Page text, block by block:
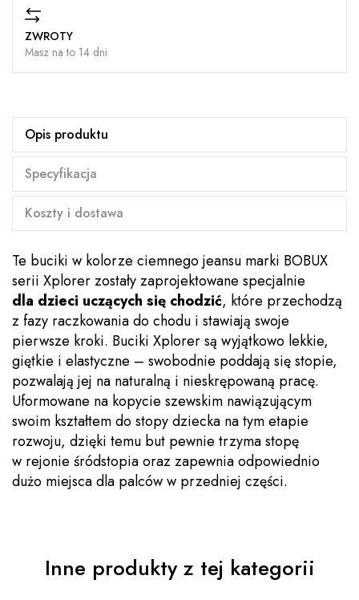
ZWROTY
Masz na to 14 dni
Opis produktu
Specyfikacja
Koszty i dostawa
Te buciki w kolorze ciemnego jeansu marki BOBUX
serii Xplorer zostały zaprojektowane specjalnie
dla dzieci uczących się chodzić, które przechodzą
z fazy raczkowania do chodu i stawiają swoje
pierwsze kroki. Buciki Xplorer są wyjątkowo lekkie,
giętkie i elastyczne – swobodnie poddają się stopie,
pozwalają jej na naturalną i nieskrępowaną pracę.
Uformowane na kopycie szewskim nawiązującym
swoim kształtem do stopy dziecka na tym etapie
rozwoju, dzięki temu but pewnie trzyma stopę
w rejonie śródstopia oraz zapewnia odpowiednio
dużo miejsca dla palców w przedniej części.
Inne produkty z tej kategorii